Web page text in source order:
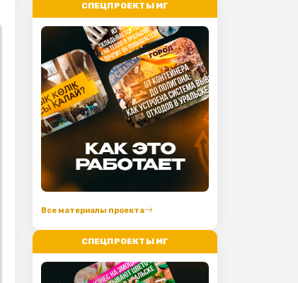
СПЕЦПРОЕКТЫ МГ
Все материалы проекта
СПЕЦПРОЕКТЫ МГ